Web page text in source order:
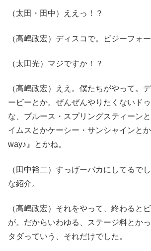
（太田・田中）ええっ！？
（高嶋政宏）ディスコで。ビジーフォー
（太田光）マジですか！？
（高嶋政宏）ええ。僕たちがやって。
ービーとか。ぜんぜんやりたくないド
な、ブルース・スプリングスティーン
イムスとかケーシー・サンシャインと
way♪』とかね。
（田中裕二）すっげーバカにしてるで
な紹介。
（高嶋政宏）それをやって、終わると
が。だからいわゆる、ステージ料とか
タダっていう、それだけでした。